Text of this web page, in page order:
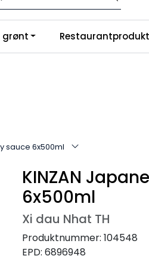
Trykk her for å lese mer
grønt
sauce 6x500ml
KINZAN
6x500ml
Xi dau Nhat TH
Produktnummer: 104548
EPD: 6896948